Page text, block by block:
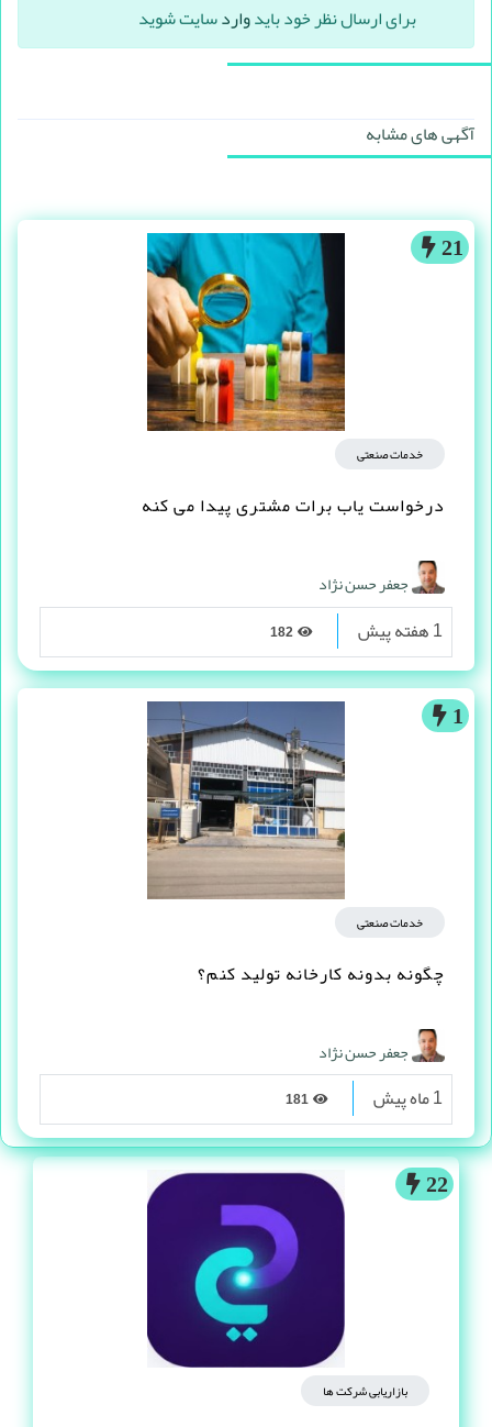
22
بازاریابی شرکت ها
برای ارسال نظر خود بایدواردسایت شوید
آگهی های مشابه
21
خدمات صنعتی
درخواست یاب برات مشتری پیدا می کنه
جعفر حسن نژاد
1 هفته پیش
1
خدمات صنعتی
چگونه بدونه کارخانه تولید کنم؟
جعفر حسن نژاد
1 ماه پیش